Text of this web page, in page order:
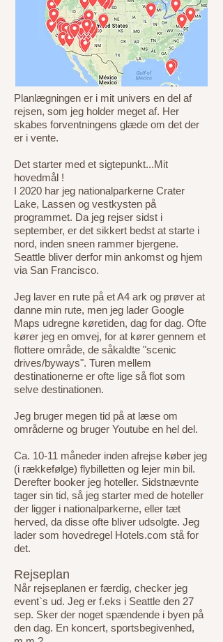
Planlægningen er i mit univers en del af
rejsen, som jeg holder meget af. Her
skabes forventningens glæde om det der
er i vente.
Det starter med et sigtepunkt...Mit
hovedmål !
I 2020 har jeg nationalparkerne Crater
Lake, Lassen og vestkysten på
programmet. Da jeg rejser sidst i
september, er det sikkert bedst at starte i
nord, inden sneen rammer bjergene.
Seattle bliver derfor min ankomst og hjem
via San Francisco.
Jeg laver en rute på et A4 ark og prøver at
danne min rute, men jeg lader Google
Maps udregne køretiden, dag for dag. Ofte
kører jeg en omvej, for at kører gennem et
flottere område, de såkaldte "scenic
drives/byways". Turen mellem
destinationerne er ofte lige så flot som
selve destinationen.
Jeg bruger megen tid på at læse om
områderne og bruger Youtube en hel del.
Ca. 10-11 måneder inden afrejse køber jeg
(i rækkefølge) flybilletten og lejer min bil.
Derefter booker jeg hoteller. Sidstnævnte
tager sin tid, så jeg starter med de hoteller
der ligger i nationalparkerne, eller tæt
herved, da disse ofte bliver udsolgte. Jeg
lader som hovedregel Hotels.com stå for
det.
Rejseplan
Når rejseplanen er færdig, checker jeg
event`s ud. Jeg er f.eks i Seattle den 27
sep. Sker der noget spændende i byen på
den dag. En koncert, sportsbegivenhed,